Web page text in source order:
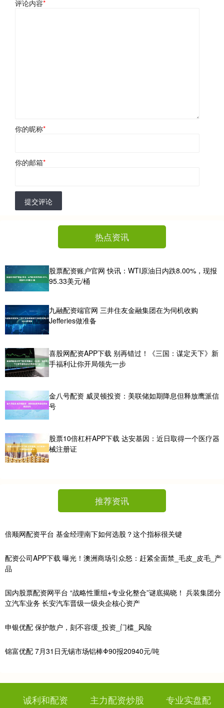
评论内容*
你的昵称*
你的邮箱*
提交评论
热点资讯
股票配资账户官网 快讯：WTI原油日内跌8.00%，现报
95.33美元/桶
九融配资端官网 三井住友金融集团在为伺机收购
Jefferies做准备
喜股网配资APP下载 别再错过！《三国：谋定天下》新
手福利让你开局领先一步
金八号配资 威灵顿投资：美联储如期降息但释放鹰派信
号
股票10倍杠杆APP下载 达安基因：近日取得一个医疗器
械注册证
推荐资讯
倍顺网配资平台 基金经理南下如何选股？这个指标很关键
配资公司APP下载 曝光！澳洲商场引众怒：赶紧全面禁_毛皮_皮毛_产
品
国内股票配资网平台 “战略性重组+专业化整合”谜底揭晓！ 兵装集团分
立汽车业务 长安汽车晋级一级央企核心资产
申银优配 保护散户，刻不容缓_投资_门槛_风险
锦富优配 7月31日无锡市场铝棒Φ90报20940元/吨
诚利和配资 主力配资炒股
专业实盘配